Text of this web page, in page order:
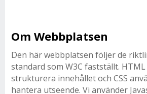
Om Webbplatsen
Den här webbplatsen följer de
standard som W3C fastställt.
strukturera innehållet och CSS
hantera utseende. Vi använder